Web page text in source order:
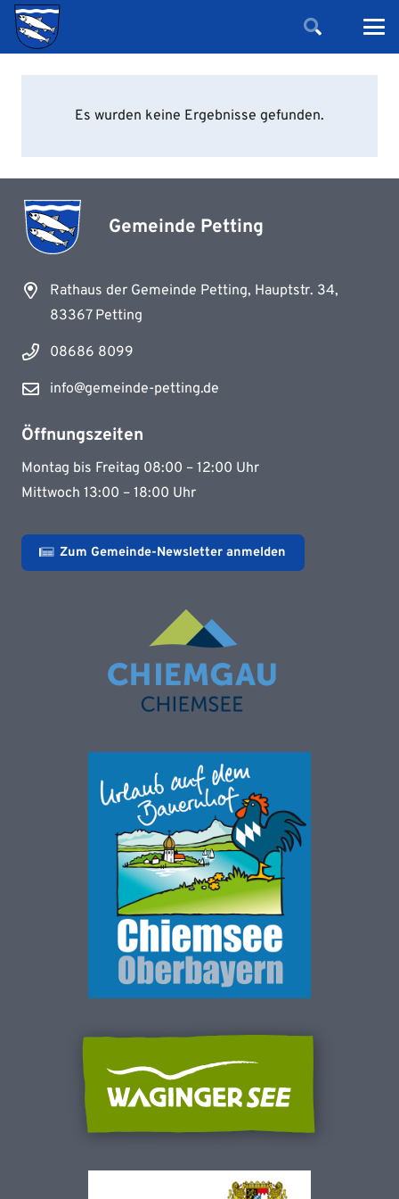
Es wurden keine Ergebnisse gefunden.
Gemeinde Petting
Rathaus der Gemeinde Petting, Hauptstr. 34,
83367 Petting
08686 8099
info@gemeinde-petting.de
Öffnungszeiten
Montag bis Freitag 08:00 – 12:00 Uhr
Mittwoch 13:00 – 18:00 Uhr
Zum Gemeinde-Newsletter anmelden